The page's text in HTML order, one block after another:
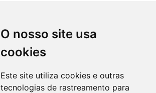
O nosso site usa
cookies
Este site utiliza cookies e outras
tecnologias de rastreamento para